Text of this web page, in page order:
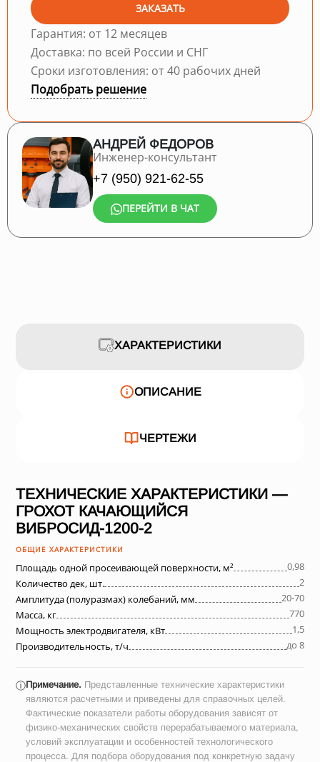
ЗАКАЗАТЬ
Гарантия: от 12 месяцев
Доставка: по всей России и СНГ
Сроки изготовления: от 40 рабочих дней
Подобрать решение
АНДРЕЙ ФЕДОРОВ
Инженер-консультант
+7 (950) 921-62-55
ПЕРЕЙТИ В ЧАТ
ХАРАКТЕРИСТИКИ
ОПИСАНИЕ
ЧЕРТЕЖИ
ТЕХНИЧЕСКИЕ ХАРАКТЕРИСТИКИ —
ГРОХОТ КАЧАЮЩИЙСЯ
ВИБРОСИД-1200-2
ОБЩИЕ ХАРАКТЕРИСТИКИ
Площадь одной просеивающей поверхности, м²
0,98
Количество дек, шт.
2
Амплитуда (полуразмах) колебаний, мм
20-70
Масса, кг
770
Мощность электродвигателя, кВт
1,5
Производительность, т/ч
до 8
ⓘПримечание. Представленные технические характеристики
являются расчетными и приведены для справочных целей.
Фактические показатели работы оборудования зависят от
физико-механических свойств перерабатываемого материала,
условий эксплуатации и особенностей технологического
процесса. Для подбора оборудования под конкретную задачу